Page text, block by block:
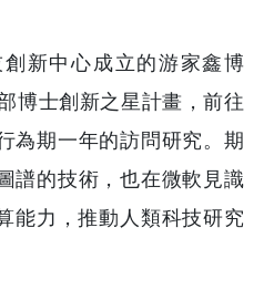
新中心成立的游家鑫博
博士創新之星計畫，前往
為期一年的訪問研究。期
譜的技術，也在微軟見識
能力，推動人類科技研究